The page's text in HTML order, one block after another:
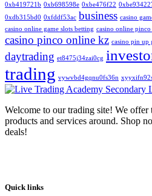
0xb419721b 0xb698598e 0xbe476f22
0xdb315bd0 0xfddf53ac business casino
casino online game slots betting casino online pinco
casino pinco online kz casino pin up
daytrading et8475j34zai0cg
trading vywvbd4gqnu0fs36n
Welcome to our trading site! We offer
products and services around. Shop
deals!
Quick links